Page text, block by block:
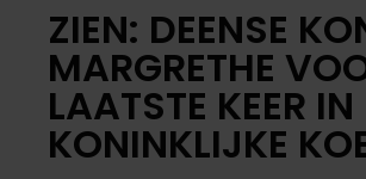
ZIEN: DEENSE
MARGRETHE
LAATSTE KEER IN
KONINKLIJKE